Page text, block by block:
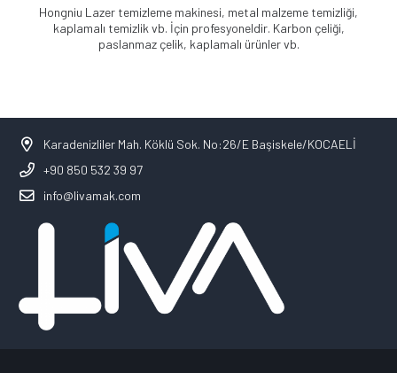
Hongniu Lazer temizleme makinesi, metal malzeme temizliği,
kaplamalı temizlik vb. İçin profesyoneldir. Karbon çeliği,
paslanmaz çelik, kaplamalı ürünler vb.
Karadenizliler Mah. Köklü Sok. No:26/E Başiskele/KOCAELİ
+90 850 532 39 97
info@livamak.com